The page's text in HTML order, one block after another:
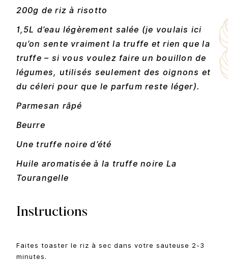
200g de riz à risotto
1,5L d’eau légèrement salée (je voulais ici
qu’on sente vraiment la truffe et rien que la
truffe – si vous voulez faire un bouillon de
légumes, utilisés seulement des oignons et
du céleri pour que le parfum reste léger).
Parmesan râpé
Beurre
Une truffe noire d’été
Huile aromatisée à la truffe noire La
Tourangelle
Instructions
Faites toaster le riz à sec dans votre sauteuse 2-3
minutes.